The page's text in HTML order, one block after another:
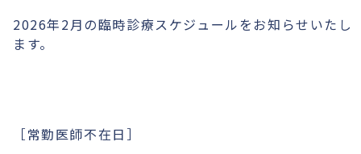
2026年2月の臨時診療スケジュールをお知らせいたし
ます。
［常勤医師不在日］